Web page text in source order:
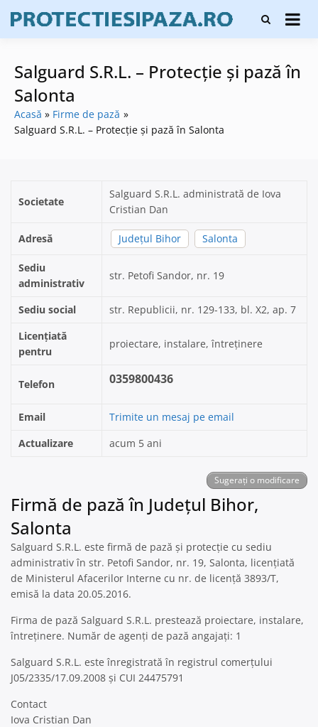
content
Firme de
protecție și
sisteme de
alarmare și
Salguard S.R.L. – Protecție și pază în
Salonta
Acasă
Firme de pază
Salguard S.R.L. – Protecție și pază în Salonta
Societate
Salguard S.R.L. administrată de Iova
Cristian Dan
Adresă Județul Bihor Salonta
Sediu
administrativ
str. Petofi Sandor, nr. 19
Sediu social
str. Republicii, nr. 129-133, bl. X2, ap. 7
Licențiată
pentru
proiectare, instalare, întreținere
Telefon 0359800436
Email
Trimite un mesaj pe email
Actualizare
acum 5 ani
Sugerați o modificare
Firmă de pază în Județul Bihor,
Salonta
Salguard S.R.L. este firmă de pază și protecție cu sediu
administrativ în str. Petofi Sandor, nr. 19, Salonta, licențiată
de Ministerul Afacerilor Interne cu nr. de licență 3893/T,
emisă la data 20.05.2016.
Firma de pază Salguard S.R.L. prestează proiectare, instalare,
întreținere. Număr de agenți de pază angajați: 1
Salguard S.R.L. este înregistrată în registrul comerțului
J05/2335/17.09.2008 și CUI 24475791
Contact
Iova Cristian Dan